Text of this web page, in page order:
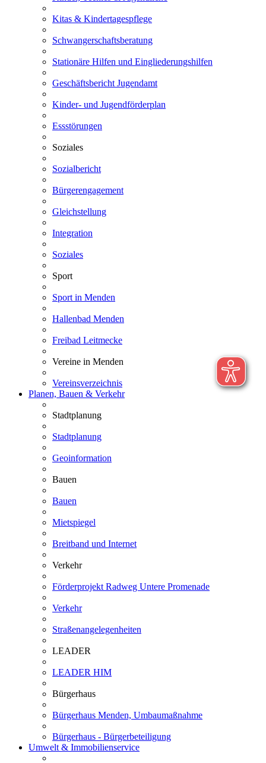
Kitas & Kindertagespflege
Schwangerschaftsberatung
Stationäre Hilfen und Eingliederungshilfen
Geschäftsbericht Jugendamt
Kinder- und Jugendförderplan
Essstörungen
Soziales
Sozialbericht
Bürgerengagement
Gleichstellung
Integration
Soziales
Sport
Sport in Menden
Hallenbad Menden
Freibad Leitmecke
Vereine in Menden
Vereinsverzeichnis
Planen, Bauen & Verkehr
Stadtplanung
Stadtplanung
Geoinformation
Bauen
Bauen
Mietspiegel
Breitband und Internet
Verkehr
Förderprojekt Radweg Untere Promenade
Verkehr
Straßenangelegenheiten
LEADER
LEADER HIM
Bürgerhaus
Bürgerhaus Menden, Umbaumaßnahme
Bürgerhaus - Bürgerbeteiligung
Umwelt & Immobilienservice